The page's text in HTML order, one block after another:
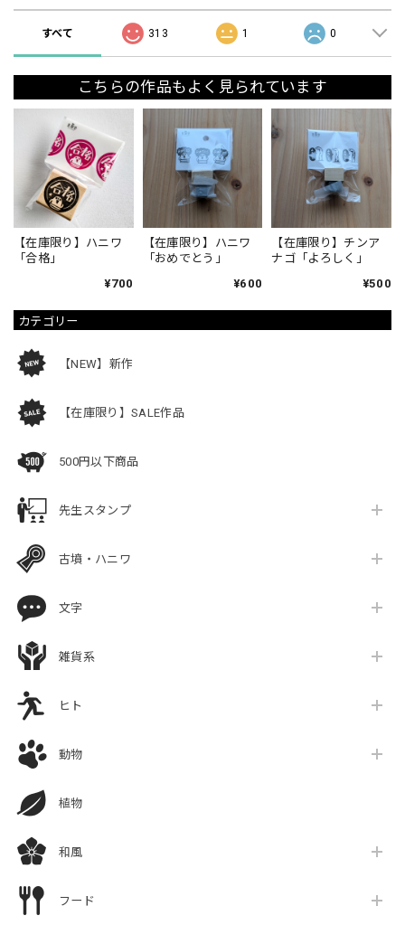
カテゴリー
【NEW】新作
【在庫限り】SALE作品
500円以下商品
先生スタンプ
古墳・ハニワ
文字
雑貨系
ヒト
動物
植物
和風
フード
すべて 313 1 0
こちらの作品もよく見られています
【在庫限り】ハニワ
「合格」
¥700
【在庫限り】ハニワ
「おめでとう」
¥600
【在庫限り】チンア
ナゴ「よろしく」
¥500